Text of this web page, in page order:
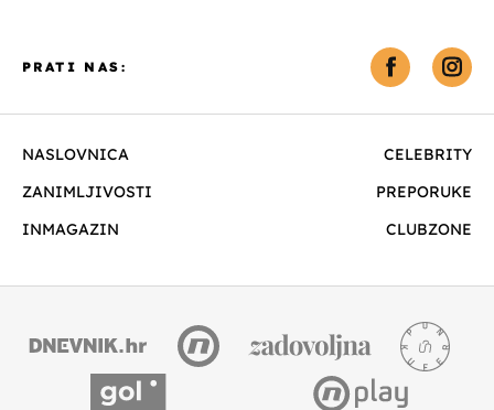
NASLOVNICA
CELEBRITY
ZANIMLJIVOSTI
PREPORUKE
INMAGAZIN
CLUBZONE
PRATI NAS: